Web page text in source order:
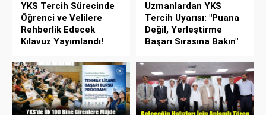
YKS Tercih Sürecinde
Öğrenci ve Velilere
Rehberlik Edecek
Kılavuz Yayımlandı!
Uzmanlardan YKS
Tercih Uyarısı: "Puana
Değil, Yerleştirme
Başarı Sırasına Bakın"